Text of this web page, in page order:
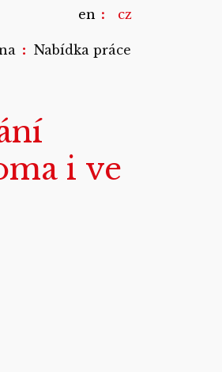
en cz
: Nabídka práce
i ve